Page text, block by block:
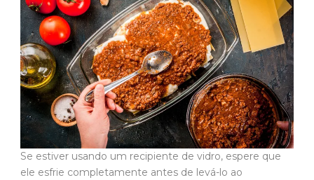
Se estiver usando um recipiente de vidro, espere que
ele esfrie completamente antes de levá-lo ao